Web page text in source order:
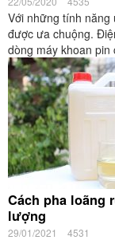
Với những tính năng
được ưa chuộng.
dòng máy khoan pin
Cách pha loãng
lượng
29/01/2021 4531